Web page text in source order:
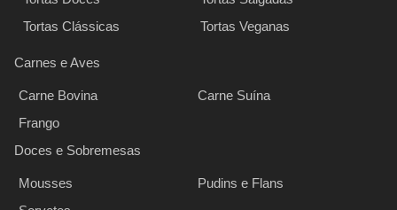
Tortas Clássicas
Tortas Veganas
Carnes e Aves
Carne Bovina
Carne Suína
Frango
Doces e Sobremesas
Mousses
Pudins e Flans